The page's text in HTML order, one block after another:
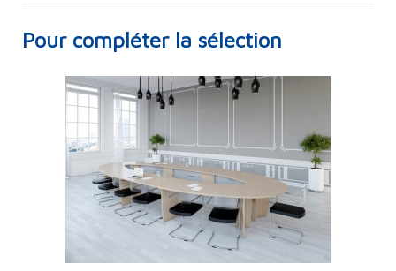
Pour compléter la sélection